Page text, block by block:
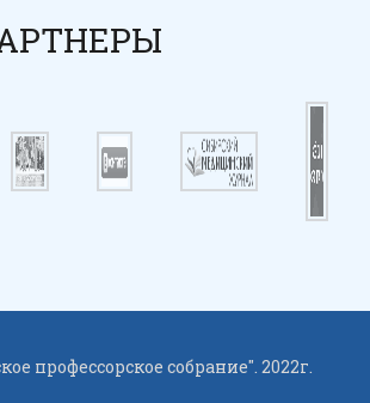
профессорское собрание". 2022г.